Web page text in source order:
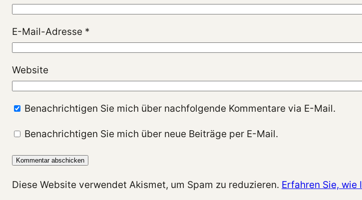
E-Mail-Adresse *
Website
Benachrichtigen Sie mich über nachfolgende Kommentare via E-Mail.
Benachrichtigen Sie mich über neue Beiträge per E-Mail.
Diese Website verwendet Akismet, um Spam zu reduzieren. Erfahren Sie,